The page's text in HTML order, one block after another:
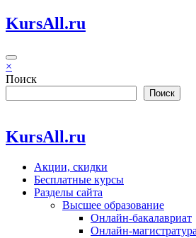
Перейти
к
KursAll.ru
×
Поиск
Поиск
KursAll.ru
Акции, скидки
Бесплатные курсы
Разделы сайта
Высшее образование
Онлайн-бакалавриат
Онлайн-магистратура